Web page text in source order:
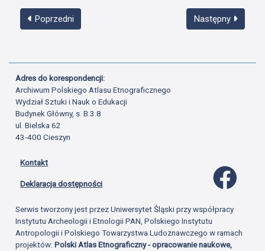
Poprzedni Następny
Adres do korespondencji:
Archiwum Polskiego Atlasu Etnograficznego
Wydział Sztuki i Nauk o Edukacji
Budynek Główny, s. B.3.8
ul. Bielska 62
43-400 Cieszyn
Kontakt
Deklaracja dostępności
Serwis tworzony jest przez Uniwersytet Śląski przy współpracy
Instytutu Archeologii i Etnologii PAN, Polskiego Instytutu
Antropologii i Polskiego Towarzystwa Ludoznawczego w ramach
projektów:Polski Atlas Etnograficzny - opracowanie naukowe,